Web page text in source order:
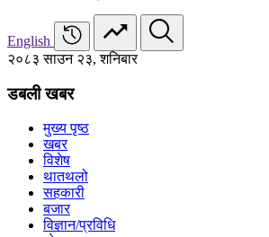
English
२०८३ साउन २३, शनिबार
डबली खबर
मुख्य पृष्ठ
खबर
विशेष
थातथलो
सहकारी
बजार
विज्ञान/प्रविधि